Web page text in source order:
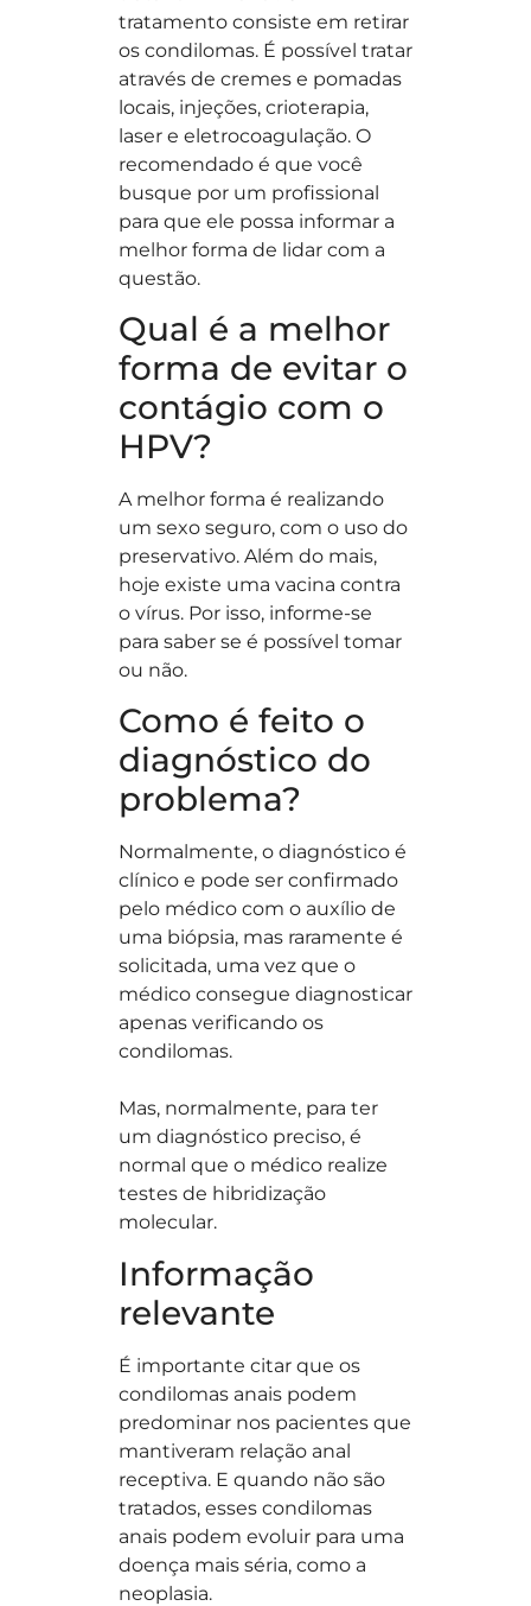
tratamento consiste em retirar
os condilomas. É possível tratar
através de cremes e pomadas
locais, injeções, crioterapia,
laser e eletrocoagulação. O
recomendado é que você
busque por um profissional
para que ele possa informar a
melhor forma de lidar com a
questão.
Qual é a melhor
forma de evitar o
contágio com o
HPV?
A melhor forma é realizando
um sexo seguro, com o uso do
preservativo. Além do mais,
hoje existe uma vacina contra
o vírus. Por isso, informe-se
para saber se é possível tomar
ou não.
Como é feito o
diagnóstico do
problema?
Normalmente, o diagnóstico é
clínico e pode ser confirmado
pelo médico com o auxílio de
uma biópsia, mas raramente é
solicitada, uma vez que o
médico consegue diagnosticar
apenas verificando os
condilomas.
Mas, normalmente, para ter
um diagnóstico preciso, é
normal que o médico realize
testes de hibridização
molecular.
Informação
relevante
É importante citar que os
condilomas anais podem
predominar nos pacientes que
mantiveram relação anal
receptiva. E quando não são
tratados, esses condilomas
anais podem evoluir para uma
doença mais séria, como a
neoplasia.